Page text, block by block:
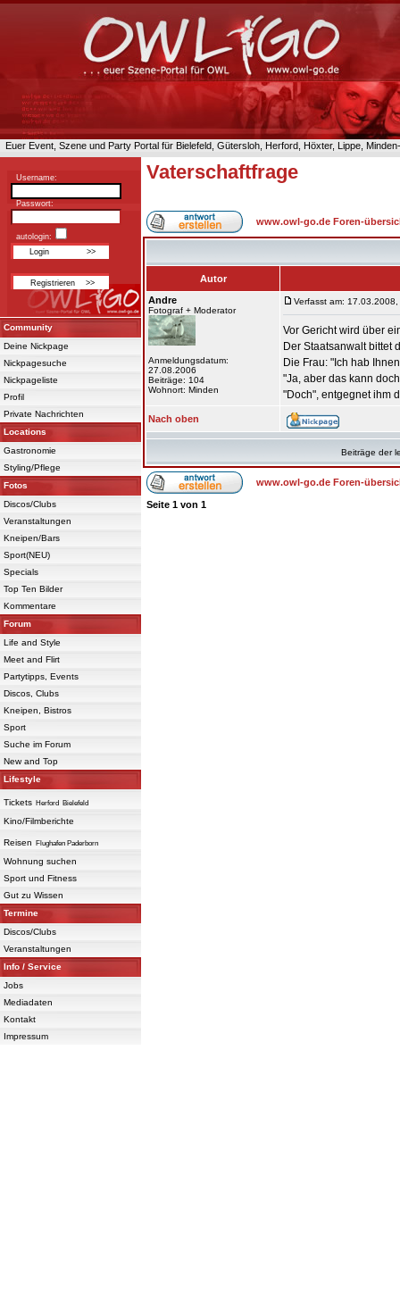
Euer Event, Szene und Party Portal für Bielefeld, Gütersloh, Herford, Höxter, Lippe,
Username:
Passwort:
autologin:
Community
Deine Nickpage
Nickpagesuche
Nickpageliste
Profil
Private Nachrichten
Locations
Gastronomie
Styling/Pflege
Fotos
Discos/Clubs
Veranstaltungen
Kneipen/Bars
Sport(NEU)
Specials
Top Ten Bilder
Kommentare
Forum
Life and Style
Meet and Flirt
Partytipps, Events
Discos, Clubs
Kneipen, Bistros
Sport
Suche im Forum
New and Top
Lifestyle
Tickets Herford Bielefeld
Kino/Filmberichte
Reisen Flughafen Paderborn
Wohnung suchen
Sport und Fitness
Gut zu Wissen
Termine
Discos/Clubs
Veranstaltungen
Info / Service
Jobs
Mediadaten
Kontakt
Impressum
Vaterschaftfrage
www.owl-go.de Foren-
Autor
Andre
Fotograf + Moderator
Anmeldungsdatum:
27.08.2006
Beiträge: 104
Wohnort: Minden
Verfasst am:
Vor Gericht wird über
Der Staatsanwalt bittet
Die Frau: "Ich hab
"Ja, aber das kann
"Doch", entgegnet ihm
Nach oben
Beiträge der
www.owl-go.de Foren-
Seite 1 von 1